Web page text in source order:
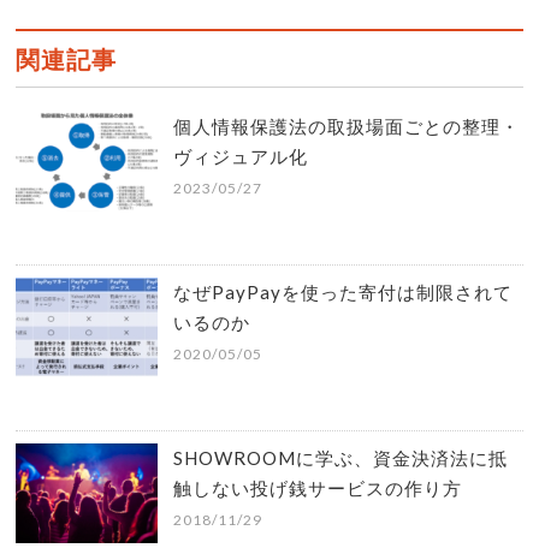
関連記事
個人情報保護法の取扱場面ごとの整理・
ヴィジュアル化
2023/05/27
なぜPayPayを使った寄付は制限されて
いるのか
2020/05/05
SHOWROOMに学ぶ、資金決済法に抵
触しない投げ銭サービスの作り方
2018/11/29